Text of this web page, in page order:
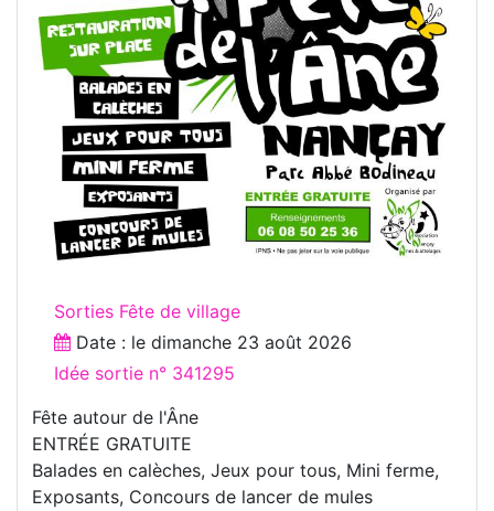
Sorties Fête de village
Date : le dimanche 23 août 2026
Idée sortie n° 341295
Fête autour de l'Âne
ENTRÉE GRATUITE
Balades en calèches, Jeux pour tous, Mini ferme,
Exposants, Concours de lancer de mules